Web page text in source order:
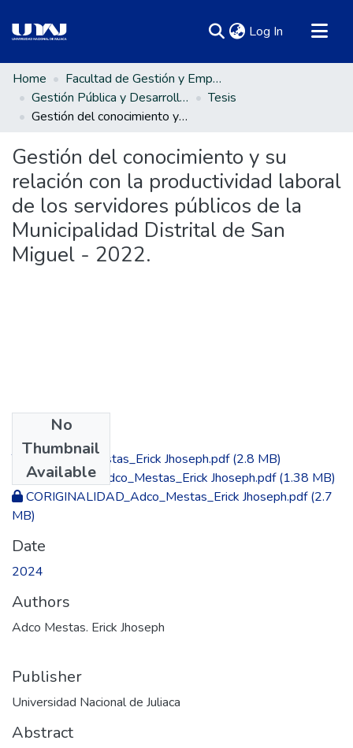
Log In (current)
Communities & Collections
All of DSpace
Statistics
Home
Facultad de Gestión y Emprendimiento Empresarial
Gestión Pública y Desarrollo Social
Tesis
Gestión del conocimiento y su relación con la productividad laboral de los servidores públicos de la Municipalidad Distrital de San Miguel - 2022.
Gestión del conocimiento y su
relación con la productividad laboral
de los servidores públicos de la
Municipalidad Distrital de San
Miguel - 2022.
No
Thumbnail
Available
TESIS_Adco_Mestas_Erick Jhoseph.pdf(2.8 MB)
AUTORIZA_ Adco_Mestas_Erick Jhoseph.pdf(1.38 MB)
CORIGINALIDAD_Adco_Mestas_Erick Jhoseph.pdf(2.7
MB)
Date
2024
Authors
Adco Mestas. Erick Jhoseph
Publisher
Universidad Nacional de Juliaca
Abstract